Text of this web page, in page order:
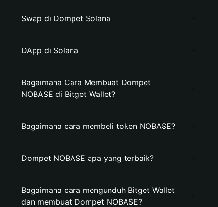
Swap di Dompet Solana
DApp di Solana
Bagaimana Cara Membuat Dompet
NOBASE di Bitget Wallet?
Bagaimana cara membeli token NOBASE?
Dompet NOBASE apa yang terbaik?
Bagaimana cara mengunduh Bitget Wallet
dan membuat Dompet NOBASE?